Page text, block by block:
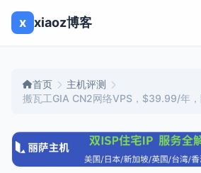
x xiaoz博客
首页
主机评测
搬瓦工GIA CN2网络VPS，$39.99/年